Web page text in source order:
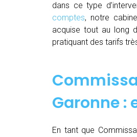
dans ce type
comptes, notre
acquise tout au long
pratiquant des tarifs
Garonne :
En tant que